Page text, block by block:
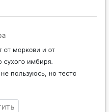
от моркови и от
сухого имбиря.
пользуюсь, но тесто